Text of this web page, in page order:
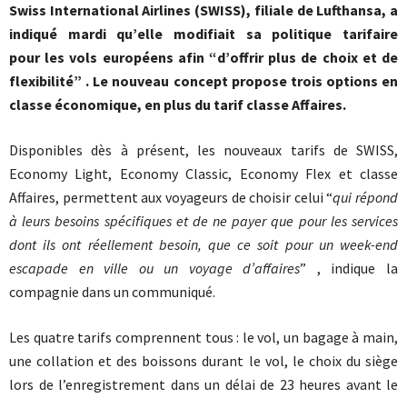
Swiss International Airlines (SWISS), filiale de Lufthansa, a
indiqué mardi qu’elle modifiait sa politique tarifaire
pour les vols européens afin “d’offrir plus de choix et de
flexibilité” . Le nouveau concept propose trois options en
classe économique, en plus du tarif classe Affaires.
Disponibles dès à présent, les nouveaux tarifs de SWISS,
Economy Light, Economy Classic, Economy Flex et classe
Affaires, permettent aux voyageurs de choisir celui “qui répond
à leurs besoins spécifiques et de ne payer que pour les services
dont ils ont réellement besoin, que ce soit pour un week-end
escapade en ville ou un voyage d’affaires” , indique la
compagnie dans un communiqué.
Les quatre tarifs comprennent tous : le vol, un bagage à main,
une collation et des boissons durant le vol, le choix du siège
lors de l’enregistrement dans un délai de 23 heures avant le